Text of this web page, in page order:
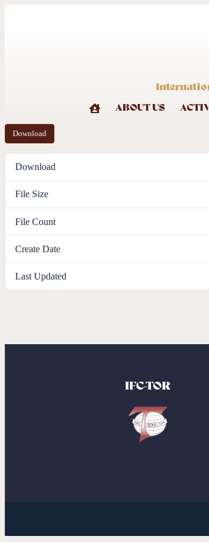
ABOUT US
Download
Download
File Size
File Count
Create Date
Last Updated
IFC-TOR